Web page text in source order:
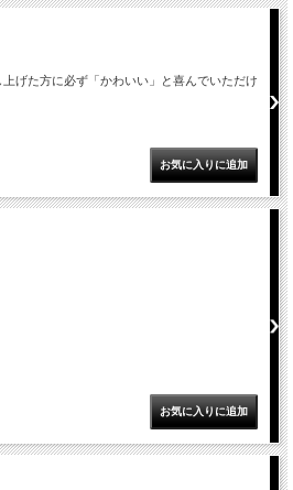
げた方に必ず「かわいい」と喜んでいただけ